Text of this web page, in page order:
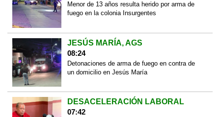
Menor de 13 años resulta herido por arma de
fuego en la colonia Insurgentes
JESÚS MARÍA, AGS
08:24
Detonaciones de arma de fuego en contra de
un domicilio en Jesús María
DESACELERACIÓN LABORAL
07:42